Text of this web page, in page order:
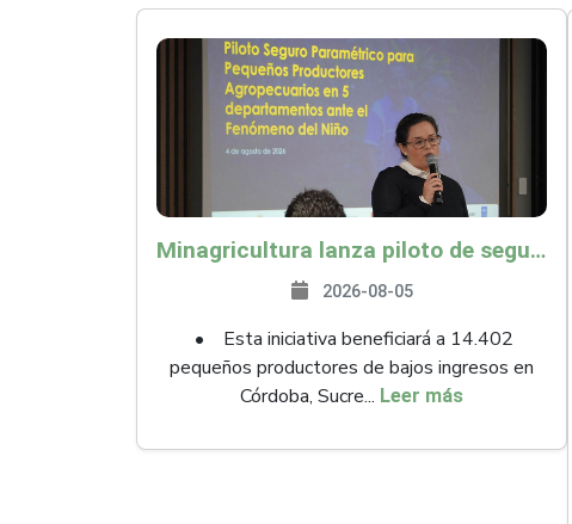
Minagricultura lanza piloto de seguro agropecuario por $9.625 millones para proteger a más de 14.000 pequeños productores contra riesgos del Fenómeno de El Niño
2026-08-05
• Esta iniciativa beneficiará a 14.402
pequeños productores de bajos ingresos en
Córdoba, Sucre... Leer más